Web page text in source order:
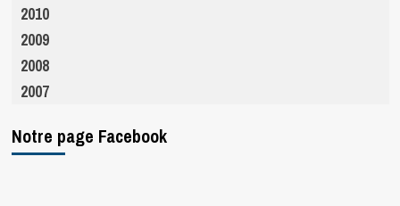
2010
2009
2008
2007
Notre page Facebook